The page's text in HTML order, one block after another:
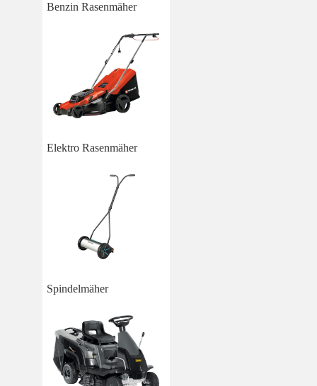
Benzin Rasenmäher
Elektro Rasenmäher
Spindelmäher